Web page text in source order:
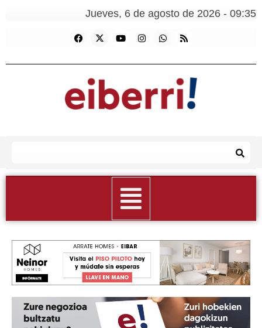
Jueves, 6 de agosto de 2026 - 09:35